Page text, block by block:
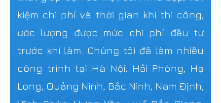
kiệm chi phí và thời gian khi thi công,
ước lượng được mức chi phí đầu tư
trước khi làm. Chúng tôi đã làm nhiều
công trình tại Hà Nội, Hải Phòng, Hạ
Long, Quảng Ninh, Bắc Ninh, Nam Định,